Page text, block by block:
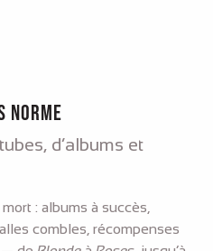
norme
d’albums et
: albums à succès,
combles, récompenses